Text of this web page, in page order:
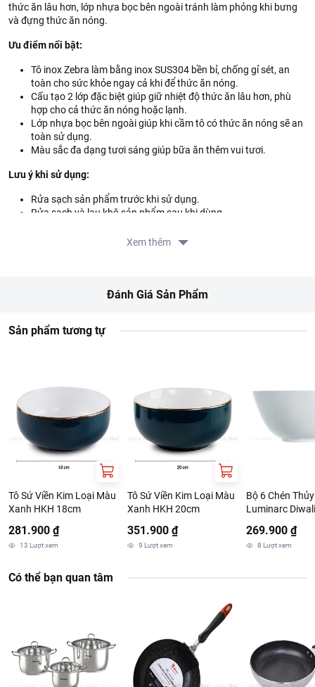
thức ăn lâu hơn, lớp nhựa bọc bên ngoài tránh làm phỏng khi bưng
và đựng thức ăn nóng.
Ưu điểm nổi bật:
Tô inox Zebra làm bằng inox SUS304 bền bỉ, chống gỉ sét, an
toàn cho sức khỏe ngay cả khi để thức ăn nóng.
Cấu tạo 2 lớp đặc biệt giúp giữ nhiệt độ thức ăn lâu hơn, phù
hợp cho cả thức ăn nóng hoặc lạnh.
Lớp nhựa bọc bên ngoài giúp khi cầm tô có thức ăn nóng sẽ an
toàn sử dụng.
Màu sắc đa dạng tươi sáng giúp bữa ăn thêm vui tươi.
Lưu ý khi sử dụng:
Rửa sạch sản phẩm trước khi sử dụng.
Rửa sạch và lau khô sản phẩm sau khi dùng.
Tránh để gần lửa và tránh va đập mạnh.
Đơn giá sản phẩm chưa gồm phí giao hàng tùy theo khu vực và
đơn hàng của Quý khách, vui lòng xem chính sách tại:
Chính sách bảo hành sản phẩm tại:
Tên công ty: CONG TY TNHH TRUNG HUY
Địa chỉ: 26 PHAN HUY CHU,Q.5,TP.HCM
Xem thêm
Đánh Giá Sản Phẩm
Sản phẩm tương tự
Tô Sứ Viền Kim Loại Màu
Xanh HKH 18cm
281.900 ₫
13 Lượt xem
Tô Sứ Viền Kim Loại Màu
Xanh HKH 20cm
351.900 ₫
9 Lượt xem
Bộ 6 Chén
Luminarc
269.900 ₫
8 Lượt xem
Có thể bạn quan tâm